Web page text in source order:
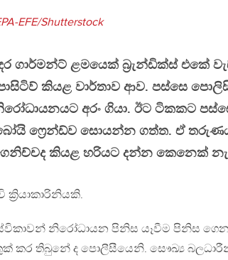
EFE/Shutterstock
ගාර්මන්ට් ළමයෙක් බ්‍රැන්ඩික්ස් එකේ
කියළ වාර්තාව ආව. පස්සෙ
අරං ගියා. ඊට ටිකකට
ෆ්‍රෙන්ඩ්ව සොයන්න ගත්ත. ඒ
කියළ හරියට දන්න කෙනෙක්
ක්‍රියාකාරිනියකි.
නිරෝධායන පිනිස යෑවීම පිනිස
කර තිබුනේ ද පොලීසීයෙනි. සෞඛ්‍ය